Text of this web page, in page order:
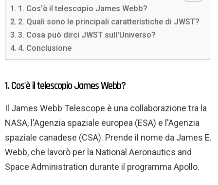
1. Cos'è il telescopio James Webb?
2. Quali sono le principali caratteristiche di JWST?
3. Cosa può dirci JWST sull'Universo?
4. Conclusione
1. Cos'è il telescopio James Webb?
Il James Webb Telescope è una collaborazione tra la
NASA, l'Agenzia spaziale europea (ESA) e l'Agenzia
spaziale canadese (CSA). Prende il nome da James E.
Webb, che lavorò per la National Aeronautics and
Space Administration durante il programma Apollo.